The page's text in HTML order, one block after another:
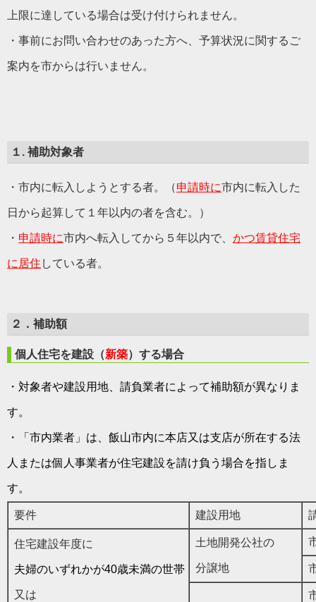
上限に達している場合は受け付けられません。
・事前にお問い合わせのあった方へ、予算状況に関するご
案内を市からは行いません。
１. 補助対象者
・市内に転入しようとする者。（申請時に市内に転入した
日から起算して１年以内の者を含む。）
・ 申請時に市内へ転入してから５年以内で、 かつ賃貸住宅
に居住 している者。
２．補助額
個人住宅を建設（新築）する場合
・対象者や建設用地、請負業者によって補助額が異なりま
す。
・ 「市内業者」は、飯山市内に本店又は支店が所在する法
人または個人事業者が住宅建設を請け負う場合を指しま
す。
要件 建設用地
住宅建設年度に
夫婦のいずれかが40歳未満の世帯
又は
土地開発公社の
分譲地